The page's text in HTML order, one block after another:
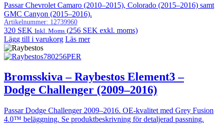
Passar Chevrolet Camaro (2010–2015), Colorado (2015–2016) samt
GMC Canyon (2015–2016).
Artikelnummer: 12739960
320 SEK Inkl. Moms (256 SEK exkl. moms)
Lägg till i varukorg Läs mer
Bromsskiva – Raybestos Element3 –
Dodge Challenger (2009–2016)
Passar Dodge Challenger 2009–2016. OE-kvalitet med Grey Fusion
4.0™ beläggning. Se produktbeskrivning för detaljerad passning.